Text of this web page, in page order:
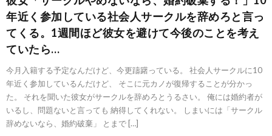
年近く参加している社会人サークルを辞めろと言っ
てくる。1週間ほど彼女を避けて今後のことを考え
ていたら…
今月入籍する予定なんだけど、今更躊躇っている。 社会人サークルに10
年近く参加しているんだけど、 そこに元カノが復帰することが分かっ
た。 それを聞いた彼女がサークルを辞めろとうるさい。 俺には婚約者が
いるし、問題ないと言っても 納得してくれない。 しまいには「サークル
辞めないなら、婚約破棄」 とまで […]